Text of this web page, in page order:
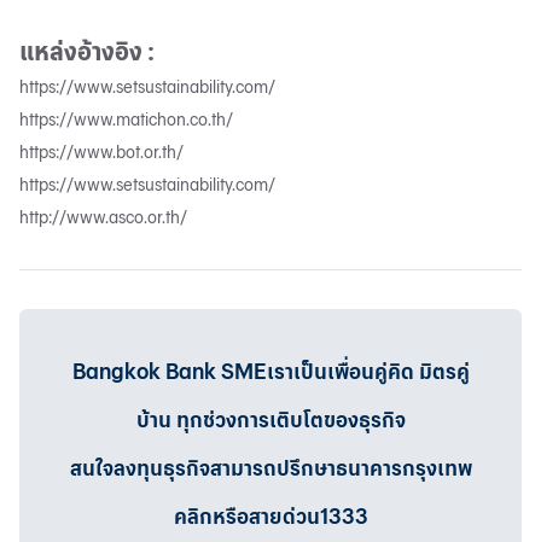
แหล่งอ้างอิง :
https://www.setsustainability.com/
https://www.matichon.co.th/
https://www.bot.or.th/
https://www.setsustainability.com/
http://www.asco.or.th/
Bangkok Bank SMEเราเป็นเพื่อนคู่คิด มิตรคู่
บ้าน ทุกช่วงการเติบโตของธุรกิจ
สนใจลงทุนธุรกิจสามารถปรึกษาธนาคารกรุงเทพ
คลิกหรือสายด่วน1333